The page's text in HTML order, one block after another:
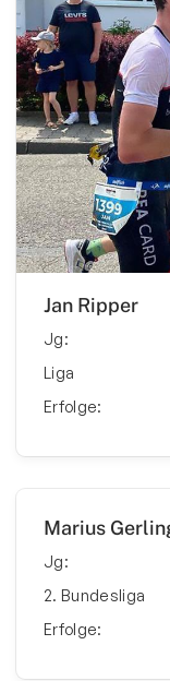
Jan Ripper
Jg:
Liga
Erfolge:
Marius
Jg:
2. Bundesliga
Erfolge: